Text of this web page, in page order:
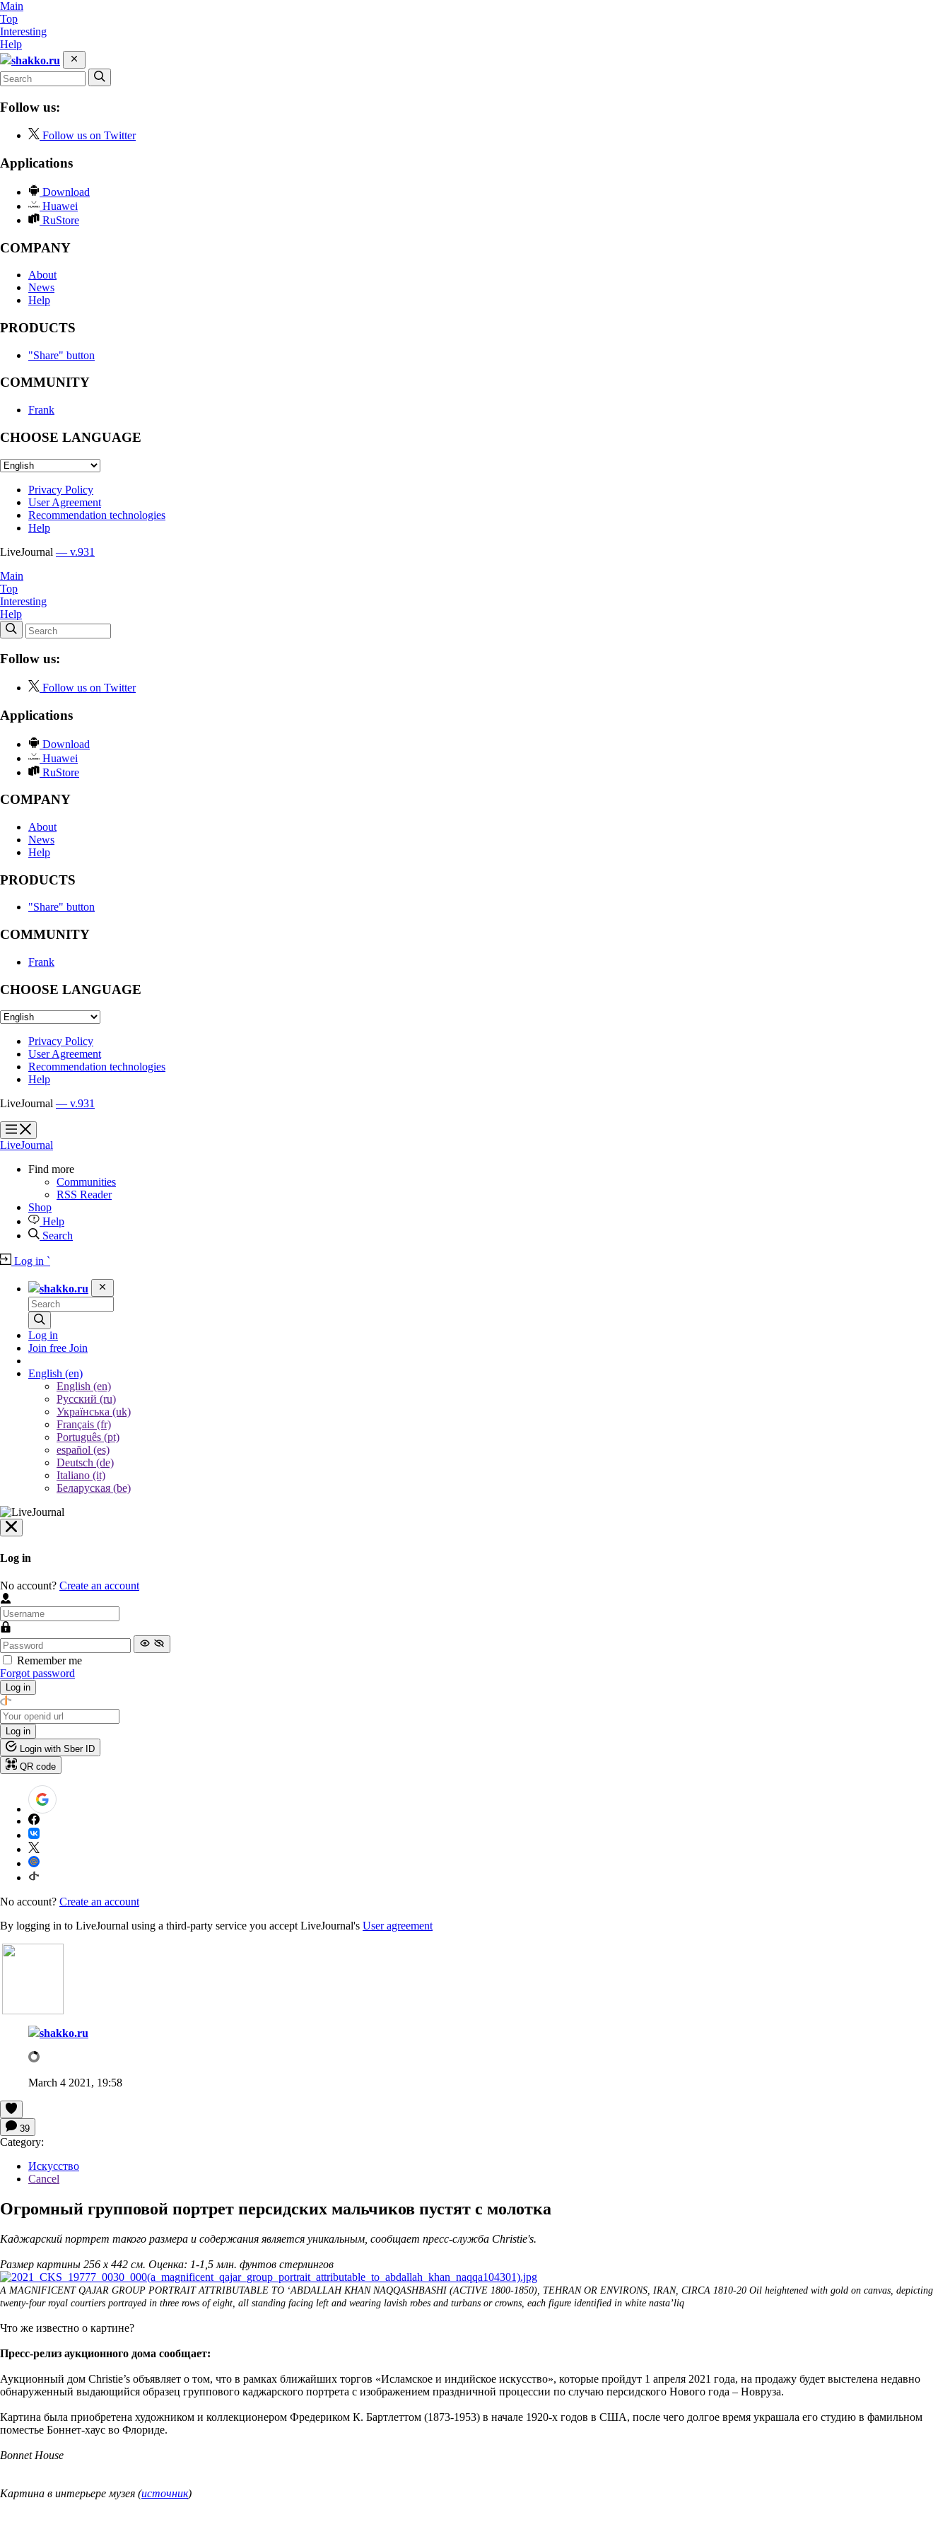
Main
Top
Interesting
Help
shakko.ru
Follow us:
Follow us on Twitter
Applications
Download
Huawei
RuStore
COMPANY
About
News
Help
PRODUCTS
"Share" button
COMMUNITY
Frank
CHOOSE LANGUAGE
Privacy Policy
User Agreement
Recommendation technologies
Help
LiveJournal — v.931
Main
Top
Interesting
Help
Follow us:
Follow us on Twitter
Applications
Download
Huawei
RuStore
COMPANY
About
News
Help
PRODUCTS
"Share" button
COMMUNITY
Frank
CHOOSE LANGUAGE
Privacy Policy
User Agreement
Recommendation technologies
Help
LiveJournal — v.931
?
?
LiveJournal
Find more
Communities
RSS Reader
Shop
Help
Search
Log in `
shakko.ru
Log in
Join free Join
English (en)
English (en)
Русский (ru)
Українська (uk)
Français (fr)
Português (pt)
español (es)
Deutsch (de)
Italiano (it)
Беларуская (be)
Log in
No account? Create an account
Remember me
Forgot password
Log in
Log in
Login with Sber ID
QR code
No account? Create an account
By logging in to LiveJournal using a third-party service you accept LiveJournal's User agreement
shakko.ru
March 4 2021, 19:58
39
Category:
Искусство
Cancel
Огромный групповой портрет персидских мальчиков пустят с молотка
Каджарский портрет такого размера и содержания является уникальным, сообщает пресс-служба Christie's.
Размер картины 256 x 442 см. Оценка: 1-1,5 млн. фунтов стерлингов
A MAGNIFICENT QAJAR GROUP PORTRAIT ATTRIBUTABLE TO ‘ABDALLAH KHAN NAQQASHBASHI (ACTIVE 1800-1850), TEHRAN OR ENVIRONS, IRAN, CIRCA 1810-20 Oil heightened with gold on canvas, depicting
twenty-four royal courtiers portrayed in three rows of eight, all standing facing left and wearing lavish robes and turbans or crowns, each figure identified in white nasta’liq
Что же известно о картине?
Пресс-релиз аукционного дома сообщает:
Аукционный дом Christie’s объявляет о том, что в рамках ближайших торгов «Исламское и индийское искусство», которые пройдут 1 апреля 2021 года, на продажу будет выстелена недавно
обнаруженный выдающийся образец группового каджарского портрета с изображением праздничной процессии по случаю персидского Нового года – Новруза.
Картина была приобретена художником и коллекционером Фредериком К. Бартлеттом (1873-1953) в начале 1920-х годов в США, после чего долгое время украшала его студию в фамильном
поместье Боннет-хаус во Флориде.
Bonnet House
Картина в интерьере музея (источник)